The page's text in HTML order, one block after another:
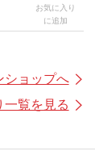
お気に入り
に追加
ショップへ
一覧を見る